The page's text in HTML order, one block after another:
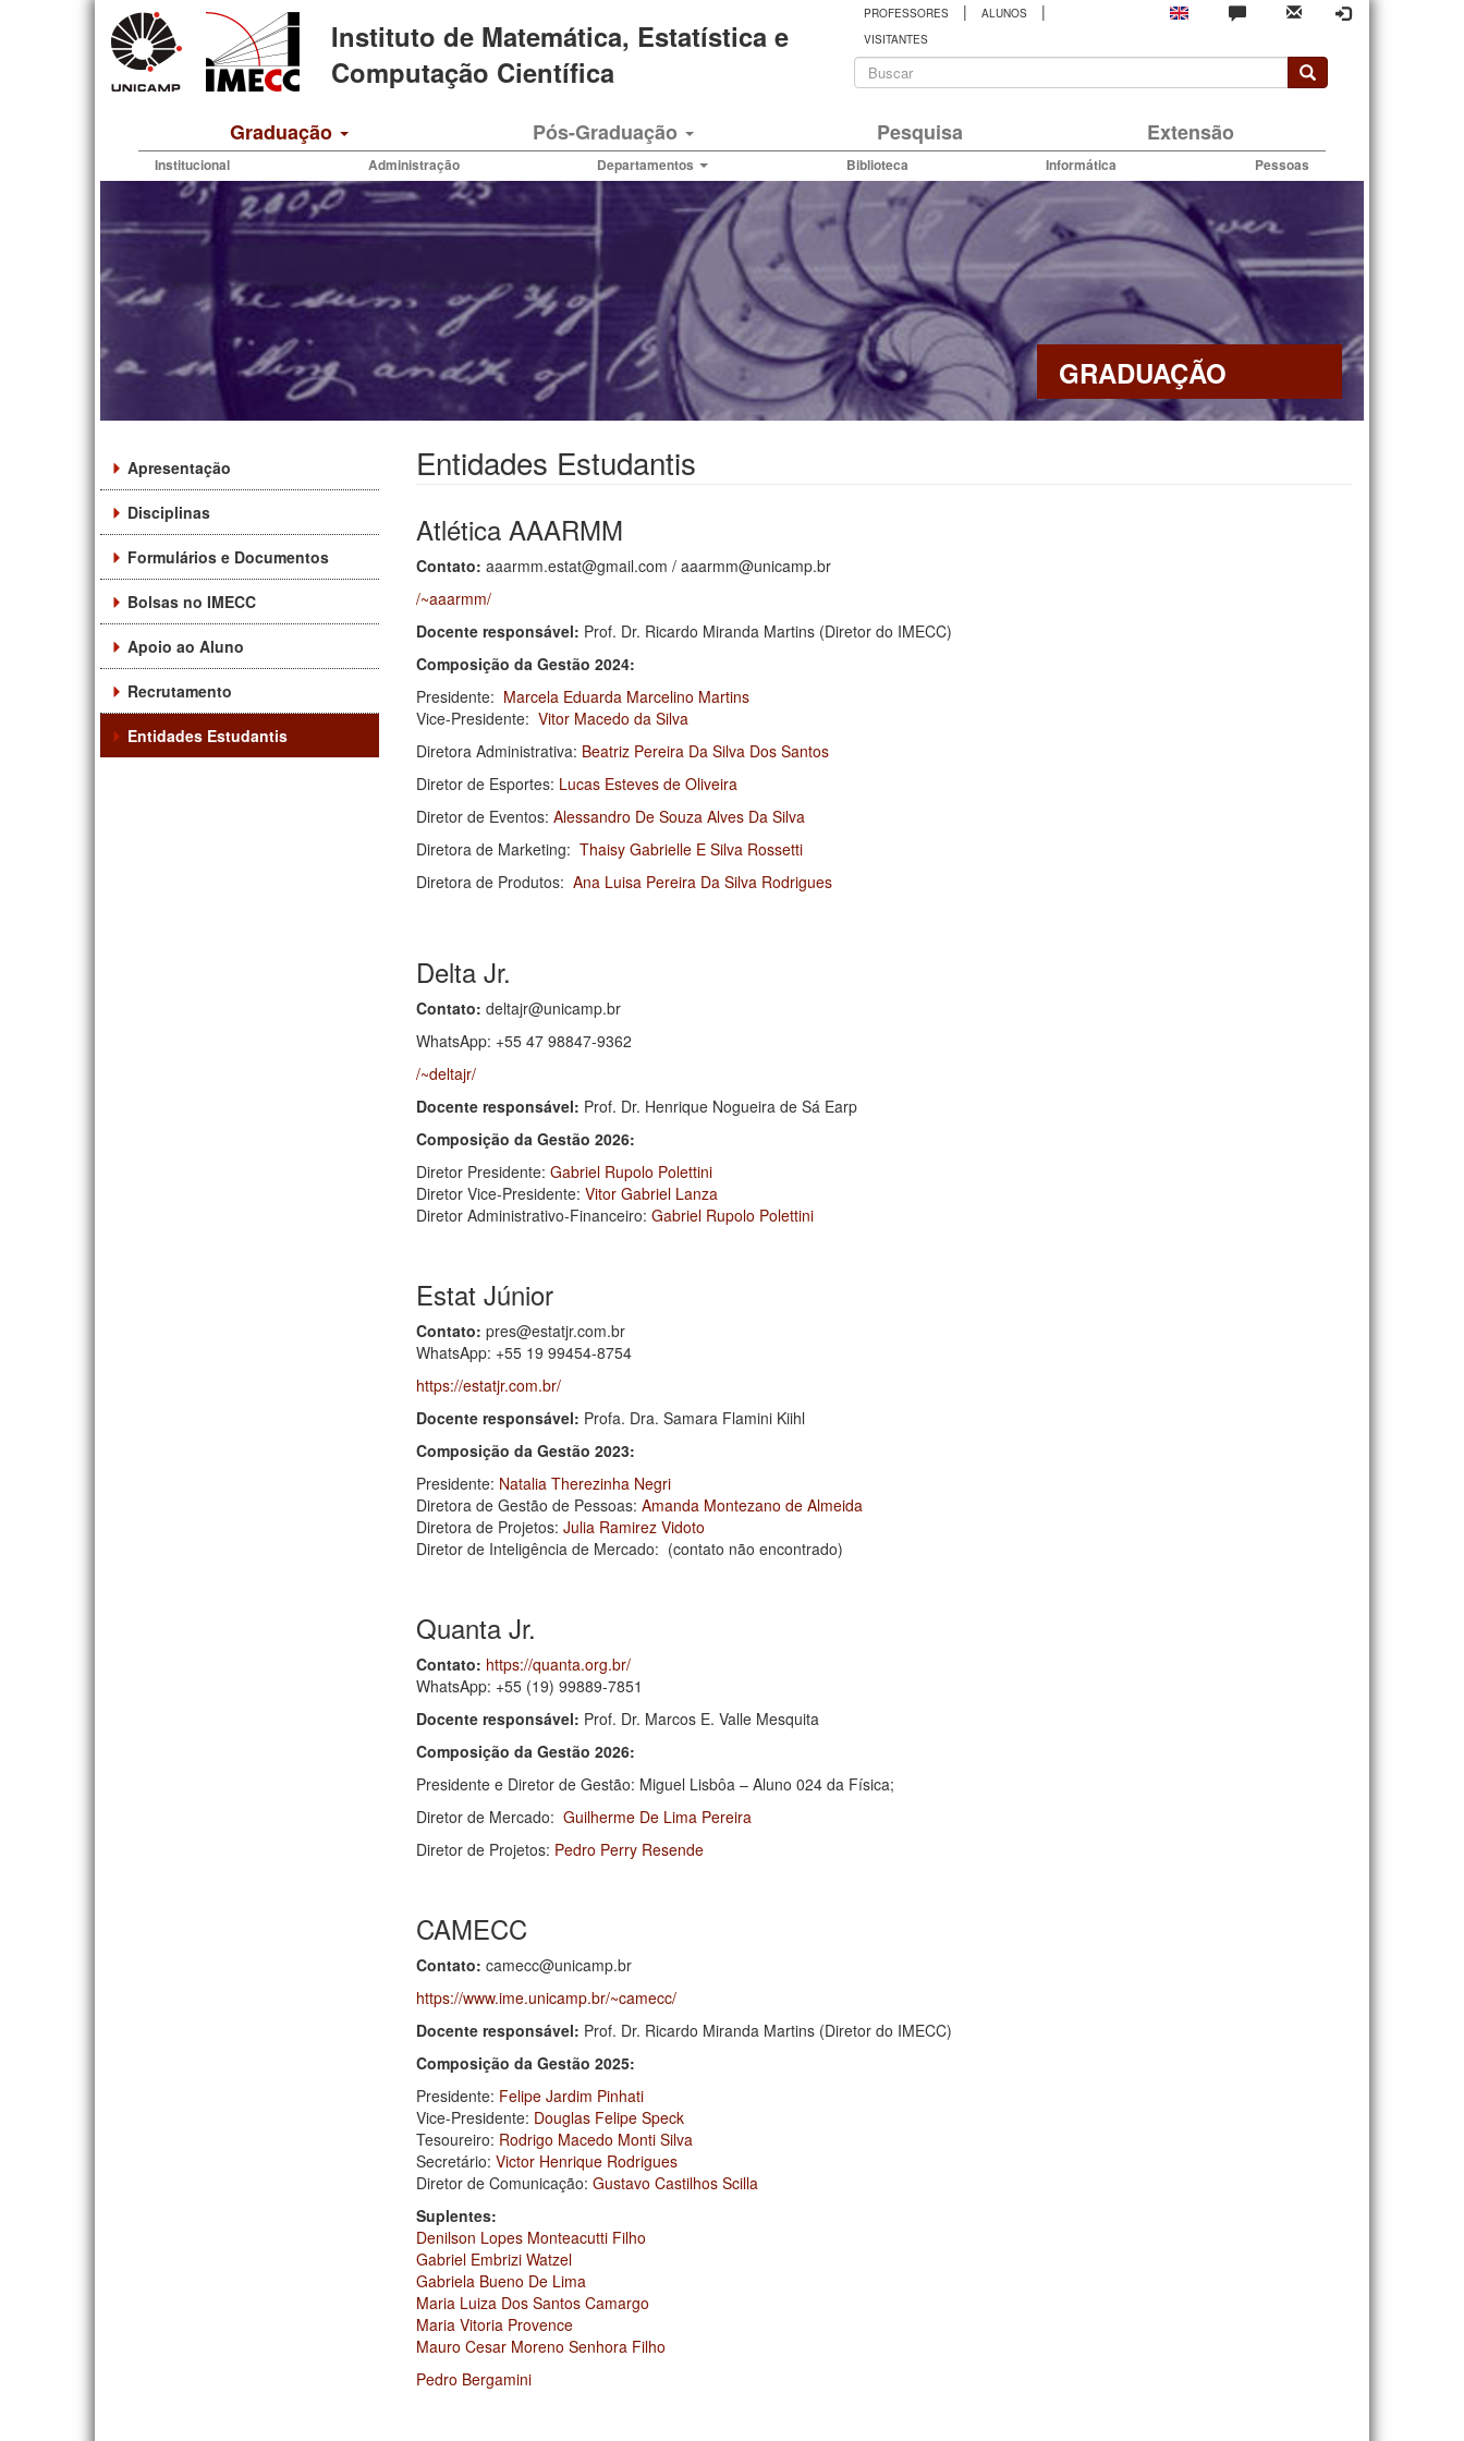
Instituto de Matemática, Estatística e
Computação Científica
PROFESSORES | ALUNOS |
VISITANTES
Formulário
busca
Graduação Pós-Graduação Pesquisa Extensão
Institucional Administração Departamentos Biblioteca Informática Pessoas
GRADUAÇÃO
Apresentação
Disciplinas
Formulários e Documentos
Bolsas no IMECC
Apoio ao Aluno
Recrutamento
Entidades Estudantis
Entidades Estudantis
Atlética AAARMM
Contato: aaarmm.estat@gmail.com / aaarmm@unicamp.br
/~aaarmm/
Docente responsável: Prof. Dr. Ricardo Miranda Martins (Diretor do IMECC)
Composição da Gestão 2024:
Presidente: Marcela Eduarda Marcelino Martins
Vice-Presidente: Vitor Macedo da Silva
Diretora Administrativa: Beatriz Pereira Da Silva Dos Santos
Diretor de Esportes: Lucas Esteves de Oliveira
Diretor de Eventos: Alessandro De Souza Alves Da Silva
Diretora de Marketing: Thaisy Gabrielle E Silva Rossetti
Diretora de Produtos: Ana Luisa Pereira Da Silva Rodrigues
Delta Jr.
Contato: deltajr@unicamp.br
WhatsApp: +55 47 98847-9362
/~deltajr/
Docente responsável: Prof. Dr. Henrique Nogueira de Sá Earp
Composição da Gestão 2026:
Diretor Presidente: Gabriel Rupolo Polettini
Diretor Vice-Presidente: Vitor Gabriel Lanza
Diretor Administrativo-Financeiro: Gabriel Rupolo Polettini
Estat Júnior
Contato: pres@estatjr.com.br
WhatsApp: +55 19 99454-8754
https://estatjr.com.br/
Docente responsável: Profa. Dra. Samara Flamini Kiihl
Composição da Gestão 2023:
Presidente: Natalia Therezinha Negri
Diretora de Gestão de Pessoas: Amanda Montezano de Almeida
Diretora de Projetos: Julia Ramirez Vidoto
Diretor de Inteligência de Mercado: (contato não encontrado)
Quanta Jr.
Contato: https://quanta.org.br/
WhatsApp: +55 (19) 99889-7851
Docente responsável: Prof. Dr. Marcos E. Valle Mesquita
Composição da Gestão 2026:
Presidente e Diretor de Gestão: Miguel Lisbôa – Aluno 024 da Física;
Diretor de Mercado: Guilherme De Lima Pereira
Diretor de Projetos: Pedro Perry Resende
CAMECC
Contato: camecc@unicamp.br
https://www.ime.unicamp.br/~camecc/
Docente responsável: Prof. Dr. Ricardo Miranda Martins (Diretor do IMECC)
Composição da Gestão 2025:
Presidente: Felipe Jardim Pinhati
Vice-Presidente: Douglas Felipe Speck
Tesoureiro: Rodrigo Macedo Monti Silva
Secretário: Victor Henrique Rodrigues
Diretor de Comunicação: Gustavo Castilhos Scilla
Suplentes:
Denilson Lopes Monteacutti Filho
Gabriel Embrizi Watzel
Gabriela Bueno De Lima
Maria Luiza Dos Santos Camargo
Maria Vitoria Provence
Mauro Cesar Moreno Senhora Filho
Pedro Bergamini